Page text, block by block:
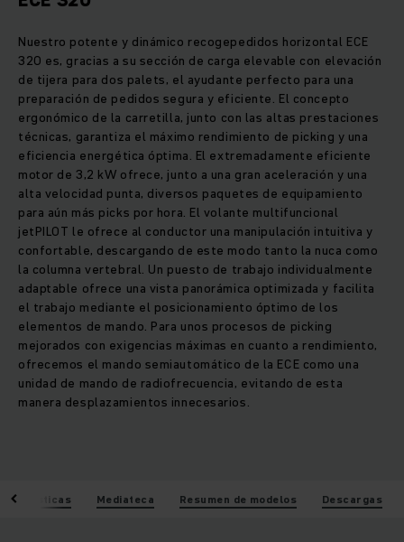
Nuestro potente y dinámico recogepedidos horizontal ECE
320 es, gracias a su sección de carga elevable con elevación
de tijera para dos palets, el ayudante perfecto para una
preparación de pedidos segura y eficiente. El concepto
ergonómico de la carretilla, junto con las altas prestaciones
técnicas, garantiza el máximo rendimiento de picking y una
eficiencia energética óptima. El extremadamente eficiente
motor de 3,2 kW ofrece, junto a una gran aceleración y una
alta velocidad punta, diversos paquetes de equipamiento
para aún más picks por hora. El volante multifuncional
jetPILOT le ofrece al conductor una manipulación intuitiva y
confortable, descargando de este modo tanto la nuca como
la columna vertebral. Un puesto de trabajo individualmente
adaptable ofrece una vista panorámica optimizada y facilita
el trabajo mediante el posicionamiento óptimo de los
elementos de mando. Para unos procesos de picking
mejorados con exigencias máximas en cuanto a rendimiento,
ofrecemos el mando semiautomático de la ECE como una
unidad de mando de radiofrecuencia, evitando de esta
manera desplazamientos innecesarios.
Mediateca Resumen de modelos Descargas